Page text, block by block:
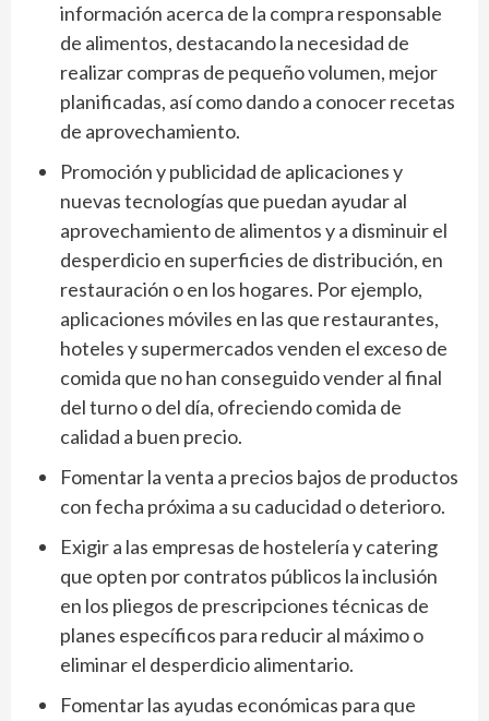
información acerca de la compra responsable
de alimentos, destacando la necesidad de
realizar compras de pequeño volumen, mejor
planificadas, así como dando a conocer recetas
de aprovechamiento.
Promoción y publicidad de aplicaciones y
nuevas tecnologías que puedan ayudar al
aprovechamiento de alimentos y a disminuir el
desperdicio en superficies de distribución, en
restauración o en los hogares. Por ejemplo,
aplicaciones móviles en las que restaurantes,
hoteles y supermercados venden el exceso de
comida que no han conseguido vender al final
del turno o del día, ofreciendo comida de
calidad a buen precio.
Fomentar la venta a precios bajos de productos
con fecha próxima a su caducidad o deterioro.
Exigir a las empresas de hostelería y catering
que opten por contratos públicos la inclusión
en los pliegos de prescripciones técnicas de
planes específicos para reducir al máximo o
eliminar el desperdicio alimentario.
Fomentar las ayudas económicas para que